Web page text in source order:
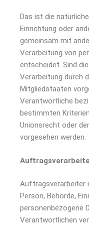
Das ist die
Einrichtung oder
gemeinsam mit
Verarbeitung von
entscheidet. Sind
Verarbeitung durch
Mitgliedstaaten
Verantwortliche
bestimmten
Unionsrecht oder
vorgesehen werden.
Auftragsverarbeiter
Person, Behörde,
personenbezogene
Verantwortlichen